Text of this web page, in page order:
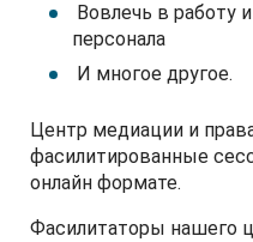
Вовлечь в работу
персонала
И многое другое.
Центр медиации и
фасилитированные
онлайн формате.
Фасилитаторы нашего